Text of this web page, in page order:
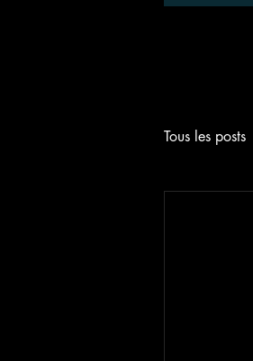
Tous les posts